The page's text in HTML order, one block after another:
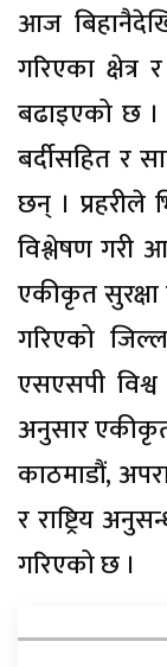
आज
गरिएका क्षेत्र
बढाइएको छ ।
बर्दीसहित र
छन् । प्रहरीले
विश्लेषण गरी
एकीकृत सुरक्षा
गरिएको
एसएसपी
अनुसार एकीकृत
काठमाडौं,
र राष्ट्रिय
गरिएको छ ।